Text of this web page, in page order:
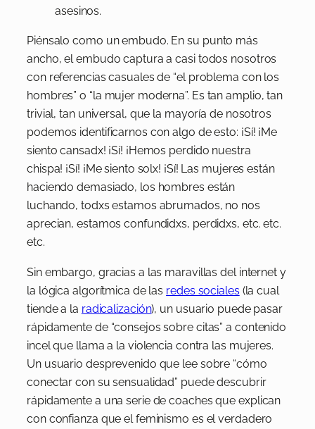
asesinos.
Piénsalo como un embudo. En su punto más
ancho, el embudo captura a casi todos nosotros
con referencias casuales de “el problema con los
hombres” o “la mujer moderna”. Es tan amplio, tan
trivial, tan universal, que la mayoría de nosotros
podemos identificarnos con algo de esto: ¡Sí! ¡Me
siento cansadx! ¡Sí! ¡Hemos perdido nuestra
chispa! ¡Sí! ¡Me siento solx! ¡Sí! Las mujeres están
haciendo demasiado, los hombres están
luchando, todxs estamos abrumados, no nos
aprecian, estamos confundidxs, perdidxs, etc. etc.
etc.
Sin embargo, gracias a las maravillas del internet y
la lógica algorítmica de las redes sociales (la cual
tiende a la radicalización), un usuario puede pasar
rápidamente de “consejos sobre citas” a contenido
incel que llama a la violencia contra las mujeres.
Un usuario desprevenido que lee sobre “cómo
conectar con su sensualidad” puede descubrir
rápidamente a una serie de coaches que explican
con confianza que el feminismo es el verdadero